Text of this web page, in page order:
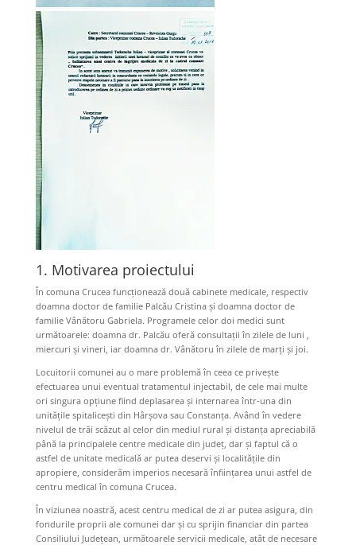
1. Motivarea proiectului
În comuna Crucea funcționează două cabinete medicale, respectiv
doamna doctor de familie Palcău Cristina și doamna doctor de
familie Vânătoru Gabriela. Programele celor doi medici sunt
următoarele: doamna dr. Palcău oferă consultații în zilele de luni ,
miercuri și vineri, iar doamna dr. Vânătoru în zilele de marți și joi.
Locuitorii comunei au o mare problemă în ceea ce privește
efectuarea unui eventual tratamentul injectabil, de cele mai multe
ori singura opțiune fiind deplasarea și internarea într-una din
unitățile spitalicești din Hârșova sau Constanța. Având în vedere
nivelul de trăi scăzut al celor din mediul rural și distanța apreciabilă
până la principalele centre medicale din județ, dar și faptul că o
astfel de unitate medicală ar putea deservi și localitățile din
apropiere, considerăm imperios necesară înființarea unui astfel de
centru medical în comuna Crucea.
În viziunea noastră, acest centru medical de zi ar putea asigura, din
fondurile proprii ale comunei dar și cu sprijin financiar din partea
Consiliului Județean, următoarele servicii medicale, atât de necesare